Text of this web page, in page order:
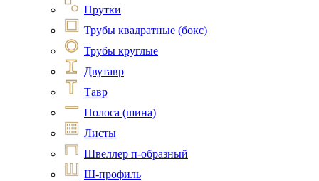
Прутки
Трубы квадратные (бокс)
Трубы круглые
Двутавр
Тавр
Полоса (шина)
Листы
Швеллер п-образный
Ш-профиль